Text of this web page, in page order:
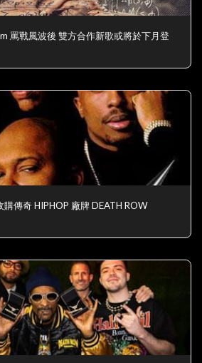
罵戰風波後 雙方合作新歌或將於下月登
傳奇 HIPHOP 廠牌 DEATH ROW